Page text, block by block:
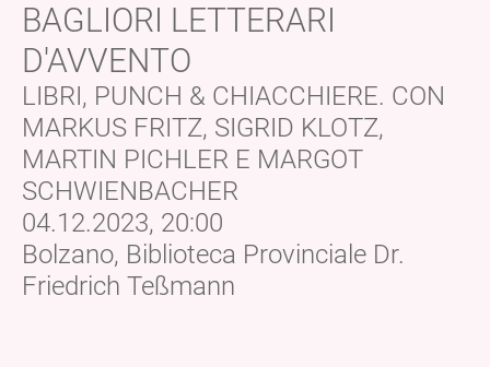
BAGLIORI LETTERARI
D'AVVENTO
LIBRI, PUNCH & CHIACCHIERE. CON
MARKUS FRITZ, SIGRID KLOTZ,
MARTIN PICHLER E MARGOT
SCHWIENBACHER
04.12.2023, 20:00
Bolzano, Biblioteca Provinciale Dr.
Friedrich Teßmann